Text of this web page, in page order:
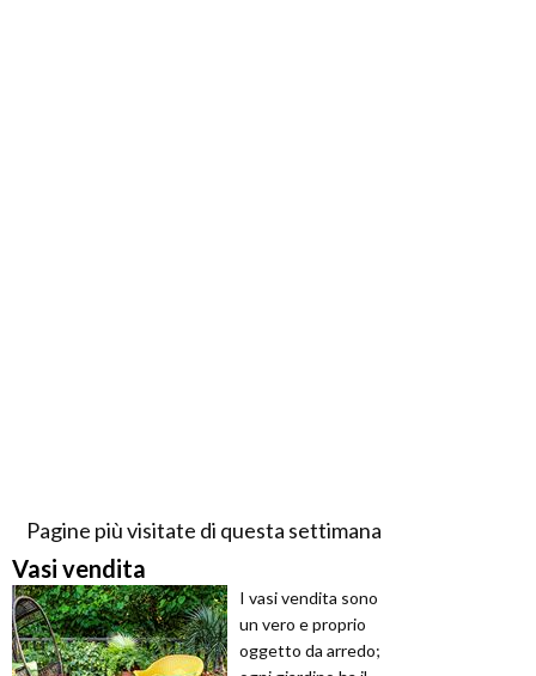
Pagine più visitate di questa settimana
Vasi vendita
I vasi vendita sono
un vero e proprio
oggetto da arredo;